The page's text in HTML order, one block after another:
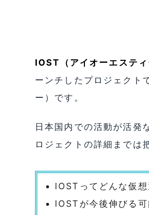
IOST（アイオーエスティ
ーンチしたプロジェクト
ー）です。
日本国内での活動が活発
ロジェクトの詳細までは
IOSTってどんな仮想
IOSTが今後伸びる可